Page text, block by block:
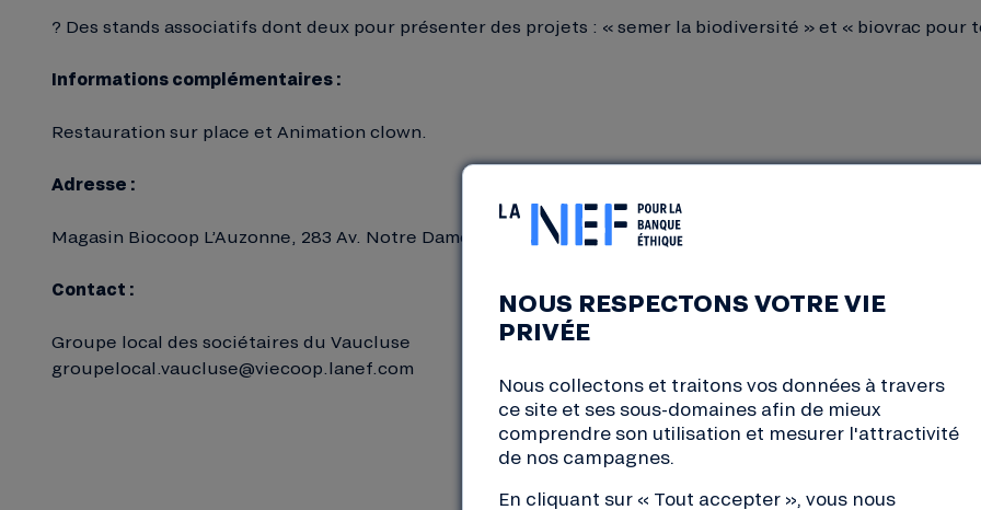
? Des stands associatifs dont deux pour présenter des projets : « semer la biodiversité » et « biovrac pour
Informations complémentaires :
Restauration sur place et Animation clown.
Adresse :
Magasin Biocoop L’Auzonne, 283 Av. Notre Dame de Santé, 84200 Carpentras.
Contact :
Groupe local des sociétaires du Vaucluse
groupelocal.vaucluse@viecoop.lanef.com
NOUS RESPECTONS VOTRE VIE
PRIVÉE
Nous collectons et traitons vos données à travers
ce site et ses sous-domaines afin de mieux
comprendre son utilisation et mesurer l'attractivité
de nos campagnes.
En cliquant sur « Tout accepter », vous nous